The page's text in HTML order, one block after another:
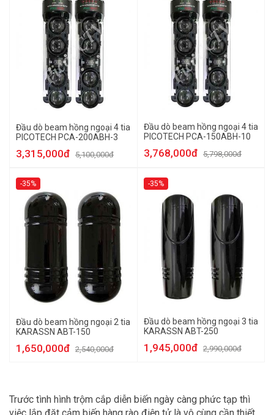
Đầu dò beam hồng ngoại 4 tia
PICOTECH PCA-200ABH-3
3,315,000đ 5,100,000đ
Đầu dò beam hồng ngoại 4 tia
PICOTECH PCA-150ABH-10
3,768,000đ 5,798,000đ
-35%
Đầu dò beam hồng ngoại 2 tia
KARASSN ABT-150
1,650,000đ 2,540,000đ
-35%
Đầu dò beam hồng ngoại 3 tia
KARASSN ABT-250
1,945,000đ 2,990,000đ
Trước tình hình trộm cắp diễn biến ngày càng phức tạp thì